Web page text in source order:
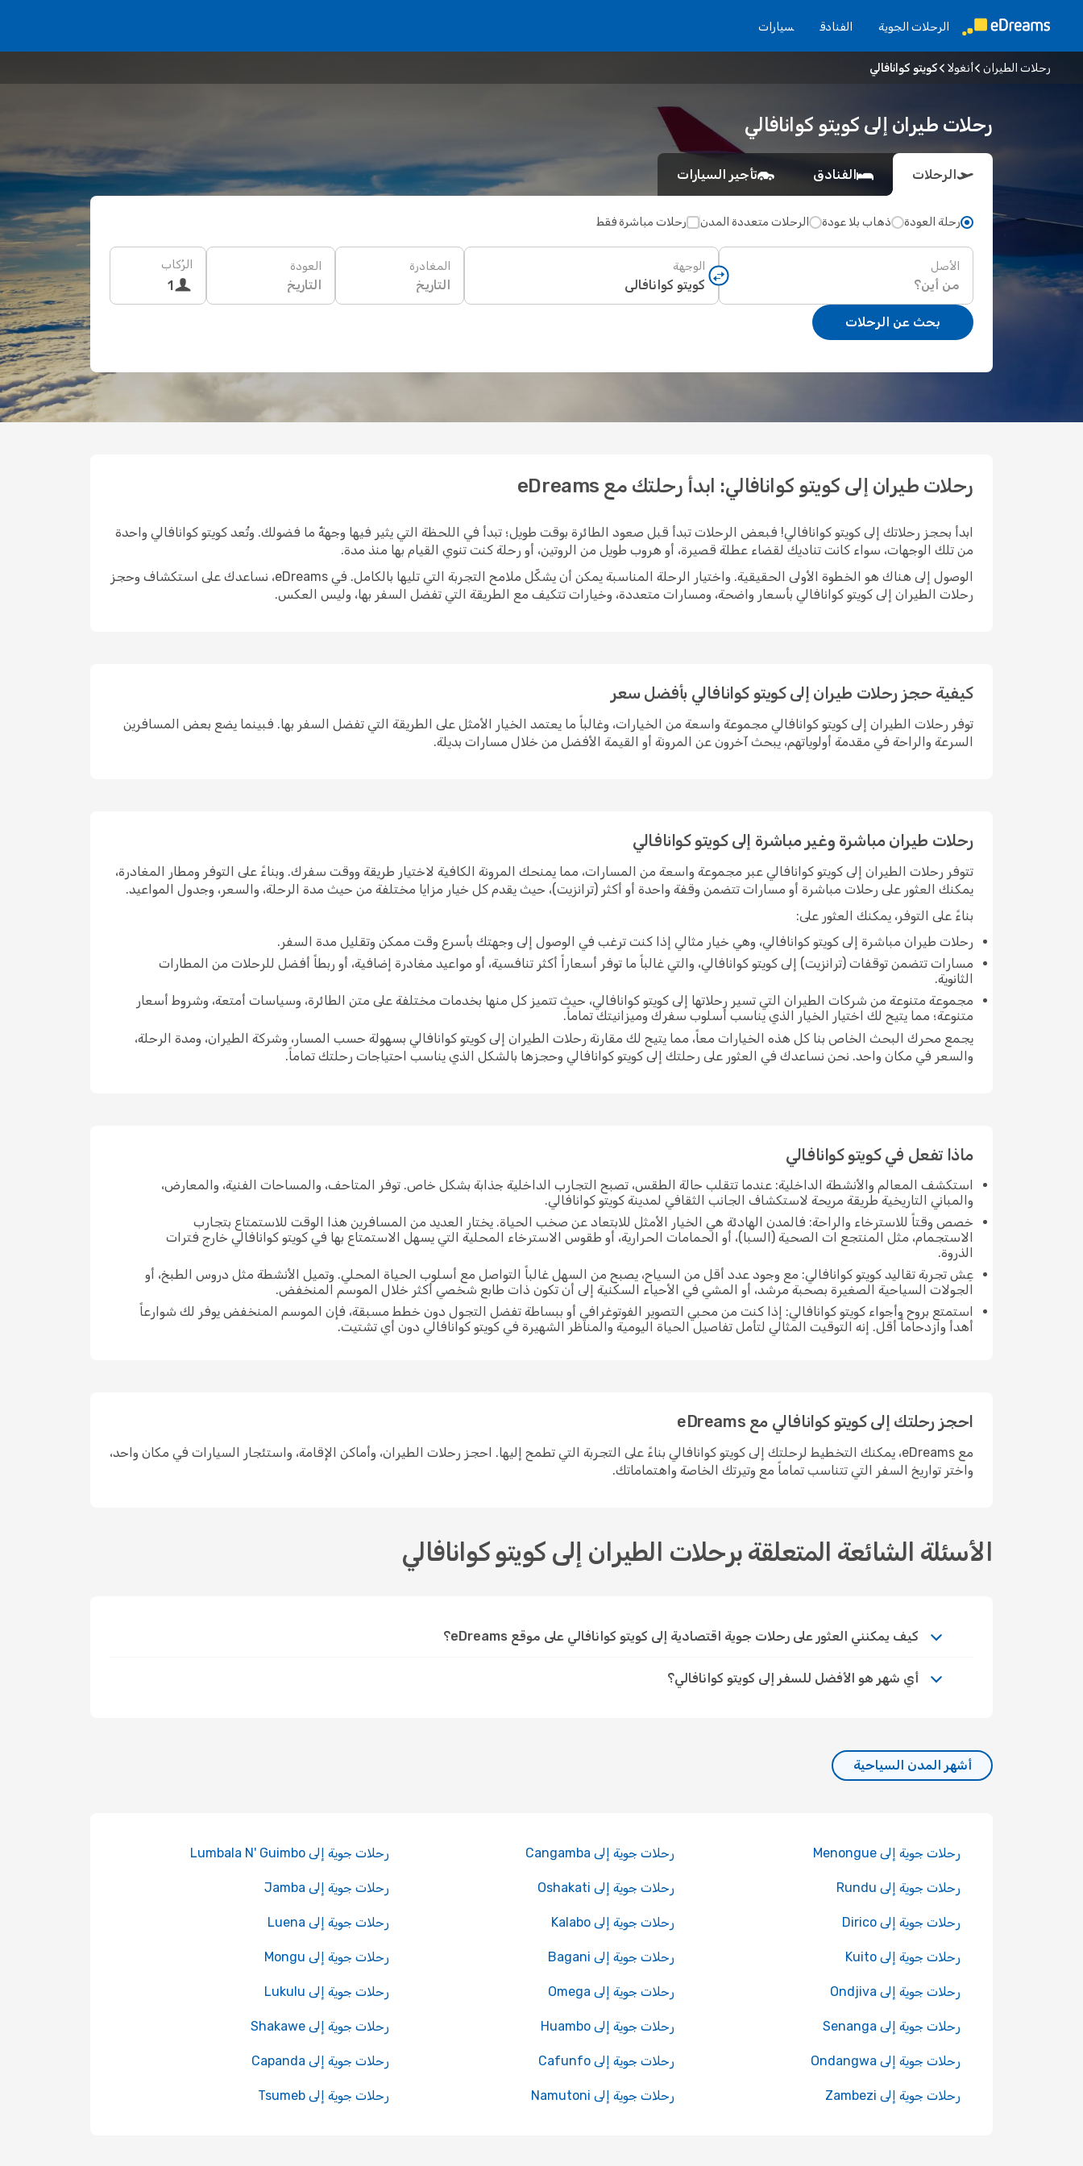
الرحلات الجوية الفنادق سيارات
رحلات الطيران أنغولا كويتو كوانافالي
رحلات طيران إلى كويتو كوانافالي
الرحلات الفنادق تأجير السيارات
رحلة العودة ذهاب بلا عودة الرحلات متعددة المدن رحلات مباشرة فقط
الأصل الوجهة المغادرة
التاريخ
العودة
التاريخ
الرُكاب
1
بحث عن الرحلات
رحلات طيران إلى كويتو كوانافالي: ابدأ رحلتك مع eDreams
ابدأ بحجز رحلاتك إلى كويتو كوانافالي! فبعض الرحلات تبدأ قبل صعود الطائرة بوقت طويل؛ تبدأ في اللحظة التي يثير فيها وجهةٌ ما فضولك. وتُعد كويتو كوانافالي واحدة
من تلك الوجهات، سواء كانت تناديك لقضاء عطلة قصيرة، أو هروب طويل من الروتين، أو رحلة كنت تنوي القيام بها منذ مدة.
الوصول إلى هناك هو الخطوة الأولى الحقيقية. واختيار الرحلة المناسبة يمكن أن يشكّل ملامح التجربة التي تليها بالكامل. في eDreams، نساعدك على استكشاف وحجز
رحلات الطيران إلى كويتو كوانافالي بأسعار واضحة، ومسارات متعددة، وخيارات تتكيف مع الطريقة التي تفضل السفر بها، وليس العكس.
كيفية حجز رحلات طيران إلى كويتو كوانافالي بأفضل سعر
توفر رحلات الطيران إلى كويتو كوانافالي مجموعة واسعة من الخيارات، وغالباً ما يعتمد الخيار الأمثل على الطريقة التي تفضل السفر بها. فبينما يضع بعض المسافرين
السرعة والراحة في مقدمة أولوياتهم، يبحث آخرون عن المرونة أو القيمة الأفضل من خلال مسارات بديلة.
رحلات طيران مباشرة وغير مباشرة إلى كويتو كوانافالي
تتوفر رحلات الطيران إلى كويتو كوانافالي عبر مجموعة واسعة من المسارات، مما يمنحك المرونة الكافية لاختيار طريقة ووقت سفرك. وبناءً على التوفر ومطار المغادرة،
يمكنك العثور على رحلات مباشرة أو مسارات تتضمن وقفة واحدة أو أكثر (ترانزيت)، حيث يقدم كل خيار مزايا مختلفة من حيث مدة الرحلة، والسعر، وجدول المواعيد.
بناءً على التوفر، يمكنك العثور على:
رحلات طيران مباشرة إلى كويتو كوانافالي، وهي خيار مثالي إذا كنت ترغب في الوصول إلى وجهتك بأسرع وقت ممكن وتقليل مدة السفر.
مسارات تتضمن توقفات (ترانزيت) إلى كويتو كوانافالي، والتي غالباً ما توفر أسعاراً أكثر تنافسية، أو مواعيد مغادرة إضافية، أو ربطاً أفضل للرحلات من المطارات
الثانوية.
مجموعة متنوعة من شركات الطيران التي تسير رحلاتها إلى كويتو كوانافالي، حيث تتميز كل منها بخدمات مختلفة على متن الطائرة، وسياسات أمتعة، وشروط أسعار
متنوعة؛ مما يتيح لك اختيار الخيار الذي يناسب أسلوب سفرك وميزانيتك تماماً.
يجمع محرك البحث الخاص بنا كل هذه الخيارات معاً، مما يتيح لك مقارنة رحلات الطيران إلى كويتو كوانافالي بسهولة حسب المسار، وشركة الطيران، ومدة الرحلة،
والسعر في مكان واحد. نحن نساعدك في العثور على رحلتك إلى كويتو كوانافالي وحجزها بالشكل الذي يناسب احتياجات رحلتك تماماً.
ماذا تفعل في كويتو كوانافالي
استكشف المعالم والأنشطة الداخلية: عندما تتقلب حالة الطقس، تصبح التجارب الداخلية جذابة بشكل خاص. توفر المتاحف، والمساحات الفنية، والمعارض،
والمباني التاريخية طريقة مريحة لاستكشاف الجانب الثقافي لمدينة كويتو كوانافالي.
خصص وقتاً للاسترخاء والراحة: فالمدن الهادئة هي الخيار الأمثل للابتعاد عن صخب الحياة. يختار العديد من المسافرين هذا الوقت للاستمتاع بتجارب
الاستجمام، مثل المنتجع ات الصحية (السبا)، أو الحمامات الحرارية، أو طقوس الاسترخاء المحلية التي يسهل الاستمتاع بها في كويتو كوانافالي خارج فترات
الذروة.
عِش تجربة تقاليد كويتو كوانافالي: مع وجود عدد أقل من السياح، يصبح من السهل غالباً التواصل مع أسلوب الحياة المحلي. وتميل الأنشطة مثل دروس الطبخ، أو
الجولات السياحية الصغيرة بصحبة مرشد، أو المشي في الأحياء السكنية إلى أن تكون ذات طابع شخصي أكثر خلال الموسم المنخفض.
استمتع بروح وأجواء كويتو كوانافالي: إذا كنت من محبي التصوير الفوتوغرافي أو ببساطة تفضل التجول دون خطط مسبقة، فإن الموسم المنخفض يوفر لك شوارعاً
أهدأ وازدحاماً أقل. إنه التوقيت المثالي لتأمل تفاصيل الحياة اليومية والمناظر الشهيرة في كويتو كوانافالي دون أي تشتيت.
احجز رحلتك إلى كويتو كوانافالي مع eDreams
مع eDreams، يمكنك التخطيط لرحلتك إلى كويتو كوانافالي بناءً على التجربة التي تطمح إليها. احجز رحلات الطيران، وأماكن الإقامة، واستئجار السيارات في مكان واحد،
واختر تواريخ السفر التي تتناسب تماماً مع وتيرتك الخاصة واهتماماتك.
الأسئلة الشائعة المتعلقة برحلات الطيران إلى كويتو كوانافالي
كيف يمكنني العثور على رحلات جوية اقتصادية إلى كويتو كوانافالي على موقع eDreams؟
أي شهر هو الأفضل للسفر إلى كويتو كوانافالي؟
أشهر المدن السياحية
رحلات جوية إلى Menongue رحلات جوية إلى Cangamba رحلات جوية إلى Lumbala N' Guimbo
رحلات جوية إلى Rundu رحلات جوية إلى Oshakati رحلات جوية إلى Jamba
رحلات جوية إلى Dirico رحلات جوية إلى Kalabo رحلات جوية إلى Luena
رحلات جوية إلى Kuito رحلات جوية إلى Bagani رحلات جوية إلى Mongu
رحلات جوية إلى Ondjiva رحلات جوية إلى Omega رحلات جوية إلى Lukulu
رحلات جوية إلى Senanga رحلات جوية إلى Huambo رحلات جوية إلى Shakawe
رحلات جوية إلى Ondangwa رحلات جوية إلى Cafunfo رحلات جوية إلى Capanda
رحلات جوية إلى Zambezi رحلات جوية إلى Namutoni رحلات جوية إلى Tsumeb